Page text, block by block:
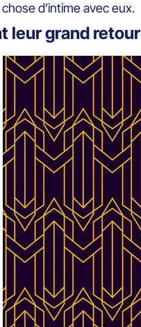
d’intime avec eux.
leur grand retour